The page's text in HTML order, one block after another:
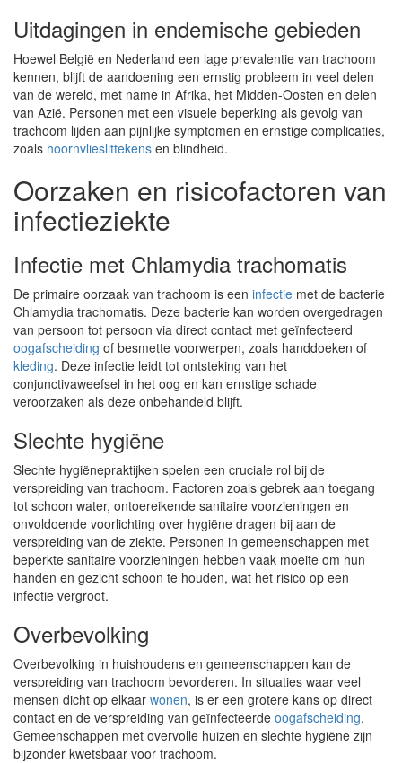
Uitdagingen in endemische gebieden
Hoewel België en Nederland een lage prevalentie van trachoom
kennen, blijft de aandoening een ernstig probleem in veel delen
van de wereld, met name in Afrika, het Midden-Oosten en delen
van Azië. Personen met een visuele beperking als gevolg van
trachoom lijden aan pijnlijke symptomen en ernstige complicaties,
zoals hoornvlieslittekens en blindheid.
Oorzaken en risicofactoren van
infectieziekte
Infectie met Chlamydia trachomatis
De primaire oorzaak van trachoom is een infectie met de bacterie
Chlamydia trachomatis. Deze bacterie kan worden overgedragen
van persoon tot persoon via direct contact met geïnfecteerd
oogafscheiding of besmette voorwerpen, zoals handdoeken of
kleding. Deze infectie leidt tot ontsteking van het
conjunctivaweefsel in het oog en kan ernstige schade
veroorzaken als deze onbehandeld blijft.
Slechte hygiëne
Slechte hygiënepraktijken spelen een cruciale rol bij de
verspreiding van trachoom. Factoren zoals gebrek aan toegang
tot schoon water, ontoereikende sanitaire voorzieningen en
onvoldoende voorlichting over hygiëne dragen bij aan de
verspreiding van de ziekte. Personen in gemeenschappen met
beperkte sanitaire voorzieningen hebben vaak moeite om hun
handen en gezicht schoon te houden, wat het risico op een
infectie vergroot.
Overbevolking
Overbevolking in huishoudens en gemeenschappen kan de
verspreiding van trachoom bevorderen. In situaties waar veel
mensen dicht op elkaar wonen, is er een grotere kans op direct
contact en de verspreiding van geïnfecteerde oogafscheiding.
Gemeenschappen met overvolle huizen en slechte hygiëne zijn
bijzonder kwetsbaar voor trachoom.